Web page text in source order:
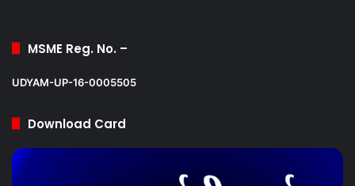
MSME Reg. No. –
UDYAM-UP-16-0005505
Download Card